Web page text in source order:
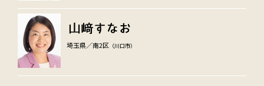
埼玉県／南2区 （川口市）